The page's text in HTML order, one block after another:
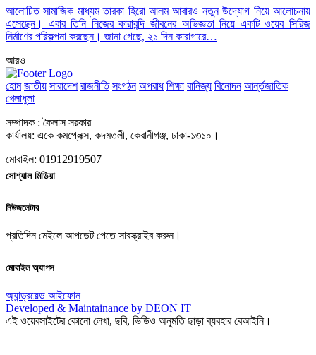
আলোচিত সামাজিক মাধ্যম তারকা হিরো আলম আবারও নতুন উদ্যোগ নিয়ে আলোচনায়
এসেছেন। এবার তিনি নিজের কারাবন্দি জীবনের অভিজ্ঞতা নিয়ে একটি ওয়েব সিরিজ
নির্মাণের পরিকল্পনা করছেন। জানা গেছে, ২১ দিন কারাগারে…
আরও
হোম জাতীয় সারাদেশ রাজনীতি সংগঠন অপরাধ শিক্ষা বানিজ্য বিনোদন আর্ন্তজাতিক
খেলাধুলা
সম্পাদক : কৈলাস সরকার
কার্যালয়: একে কমপ্লেক্স, কদমতলী, কেরানীগঞ্জ, ঢাকা-১৩১০।
মোবাইল: 01912919507
সোশ্যাল মিডিয়া
নিউজলেটার
প্রতিদিন মেইলে আপডেট পেতে সাবস্ক্রাইব করুন।
মোবাইল অ্যাপস
অ্যান্ড্রয়েড আইফোন
Developed & Maintainance by DEON IT
এই ওয়েবসাইটের কোনো লেখা, ছবি, ভিডিও অনুমতি ছাড়া ব্যবহার বেআইনি।